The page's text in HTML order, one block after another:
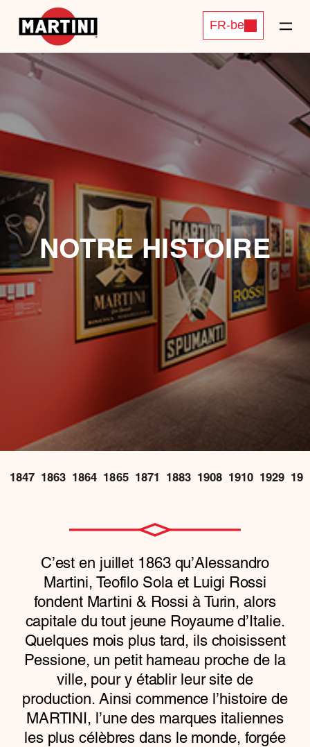
FR-be
NOTRE HISTOIRE
1847 1863 1864 1865 1871 1883 1908 1910 1929
C’est en juillet 1863 qu’Alessandro
Martini, Teofilo Sola et Luigi Rossi
fondent Martini & Rossi à Turin, alors
capitale du tout jeune Royaume d’Italie.
Quelques mois plus tard, ils choisissent
Pessione, un petit hameau proche de la
ville, pour y établir leur site de
production. Ainsi commence l’histoire de
MARTINI, l’une des marques italiennes
les plus célèbres dans le monde, forgée